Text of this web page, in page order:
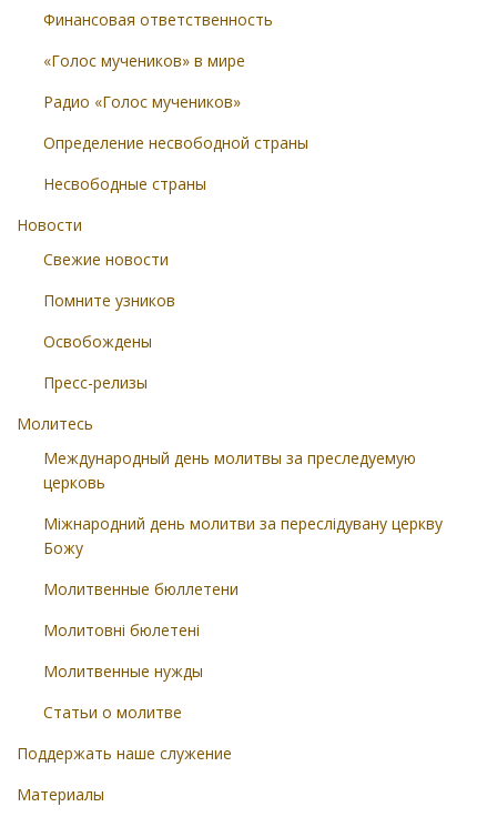
Финансовая ответственность
«Голос мучеников» в мире
Радио «Голос мучеников»
Определение несвободной страны
Несвободные страны
Новости
Свежие новости
Помните узников
Освобождены
Пресс-релизы
Молитесь
Международный день молитвы за преследуемую
церковь
Міжнародний день молитви за переслідувану церкву
Божу
Молитвенные бюллетени
Молитовні бюлетені
Молитвенные нужды
Статьи о молитве
Поддержать наше служение
Материалы